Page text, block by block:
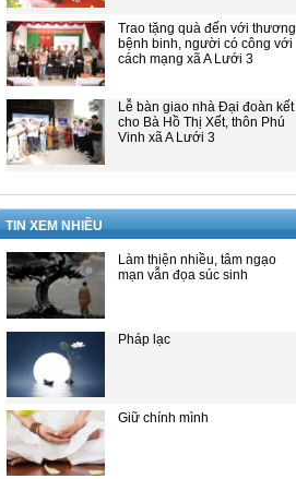
Trao tặng quà đến với thương
bệnh binh, người có công với
cách mạng xã A Lưới 3
Lễ bàn giao nhà Đại đoàn kết
cho Bà Hồ Thị Xết, thôn Phú
Vinh xã A Lưới 3
TIN XEM NHIỀU
Làm thiện nhiều, tâm ngạo
mạn vẫn đọa súc sinh
Pháp lạc
Giữ chính mình